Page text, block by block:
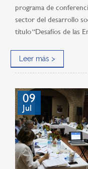
programa de
sector del desarrollo
título “Desafíos de las
Leer más >
09
Jul